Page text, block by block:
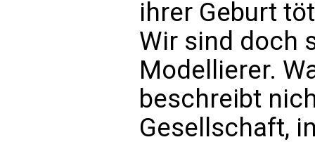
ihrer Geburt
Wir sind doch
Modellierer.
beschreibt
Gesellschaft,